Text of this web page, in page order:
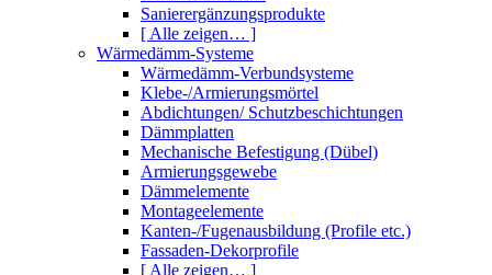
Sanierergänzungsprodukte
[ Alle zeigen… ]
Wärmedämm-Systeme
Wärmedämm-Verbundsysteme
Klebe-/Armierungsmörtel
Abdichtungen/ Schutzbeschichtungen
Dämmplatten
Mechanische Befestigung (Dübel)
Armierungsgewebe
Dämmelemente
Montageelemente
Kanten-/Fugenausbildung (Profile etc.)
Fassaden-Dekorprofile
[ Alle zeigen… ]